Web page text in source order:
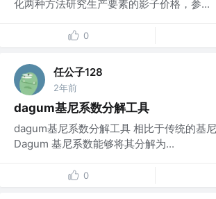
化两种方法研究生产要素的影子价格，参...
0
任公子128
2年前
dagum基尼系数分解工具
dagum基尼系数分解工具 相比于传统的基
Dagum 基尼系数能够将其分解为...
0